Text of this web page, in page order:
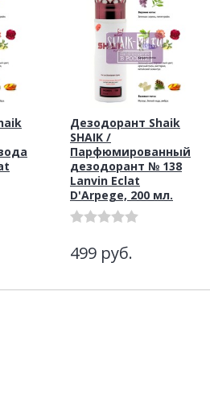
Дезодорант Shaik
SHAIK /
Парфюмированный
дезодорант № 138
Lanvin Eclat
D'Arpege, 200 мл.
499 руб.